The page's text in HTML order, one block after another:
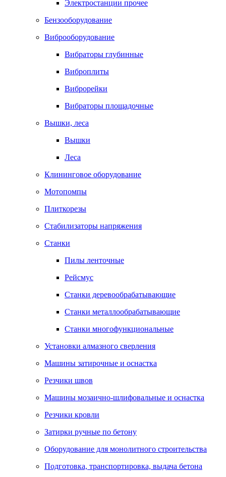
Электростанции прочее
Бензооборудование
Виброоборудование
Вибраторы глубинные
Виброплиты
Виброрейки
Вибраторы площадочные
Вышки, леса
Вышки
Леса
Клининговое оборудование
Мотопомпы
Плиткорезы
Стабилизаторы напряжения
Станки
Пилы ленточные
Рейсмус
Станки деревообрабатывающие
Станки металлообрабатывающие
Станки многофункциональные
Установки алмазного сверления
Машины затирочные и оснастка
Резчики швов
Машины мозаично-шлифовальные и оснастка
Резчики кровли
Затирки ручные по бетону
Оборудование для монолитного строительства
Подготовка, транспортировка, выдача бетона